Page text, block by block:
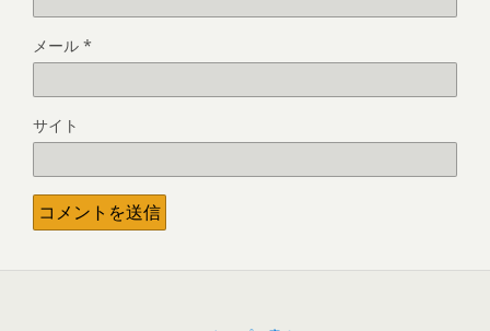
メール *
サイト